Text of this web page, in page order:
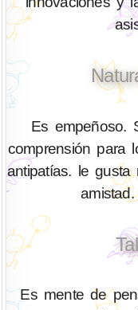
Es empeñoso.
comprensión para
antipatías. le
Es mente de